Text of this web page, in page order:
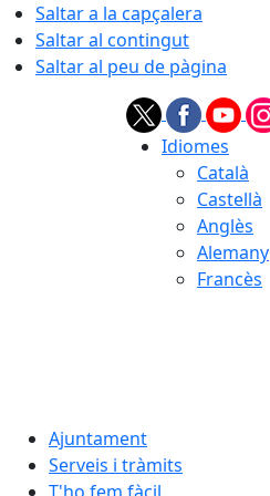
Saltar a la capçalera
Saltar al contingut
Saltar al peu de pàgina
Idiomes
Català
Castellà
Anglès
Alemany
Francès
Ajuntament
Serveis i tràmits